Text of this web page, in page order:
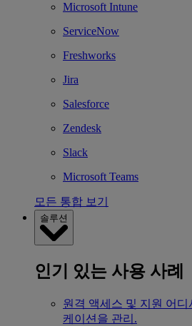
Microsoft Intune
ServiceNow
Freshworks
Jira
Salesforce
Zendesk
Slack
Microsoft Teams
모든 통합 보기
솔루션
인기 있는 사용 사례
원격 액세스 및 지원 어디
케이션을 관리.